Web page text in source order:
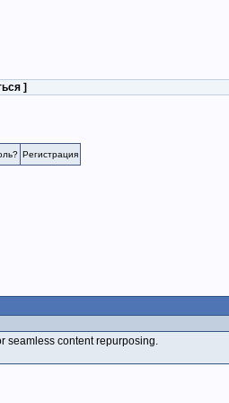
]
Регистрация
seamless content repurposing.